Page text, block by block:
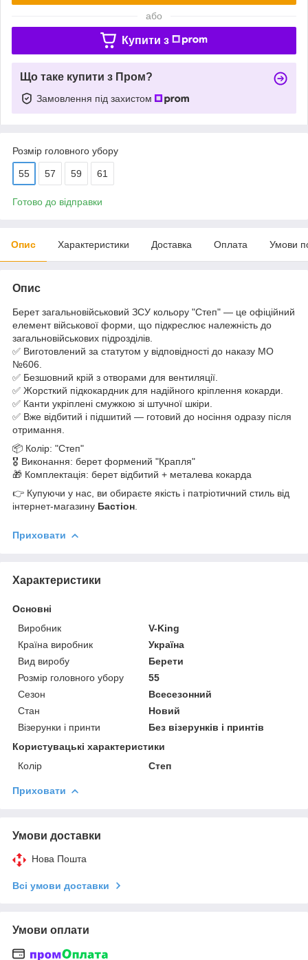
або
Купити з
Що таке купити з Пром?
Замовлення під захистом
Розмір головного убору
55 57 59 61
Готово до відправки
Опис Характеристики Доставка Оплата Умови
Опис
Берет загальновійськовий ЗСУ кольору "Степ" — це офіційний
елемент військової форми, що підкреслює належність до
загальновійськових підрозділів.
✅ Виготовлений за статутом у відповідності до наказу МО
№606.
✅ Безшовний крій з отворами для вентиляції.
✅ Жорсткий підкокардник для надійного кріплення кокарди.
✅ Канти укріплені смужкою зі штучної шкіри.
✅ Вже відбитий і підшитий — готовий до носіння одразу після
отримання.
📦 Колір: "Степ"
🎖 Виконання: берет формений "Крапля"
🎁 Комплектація: берет відбитий + металева кокарда
👉 Купуючи у нас, ви обираєте якість і патріотичний стиль від
інтернет-магазину Бастіон
Приховати
Характеристики
Основні
Виробник
V-King
Країна виробник
Україна
Вид виробу
Берети
Розмір головного убору
55
Сезон
Всесезонний
Стан
Новий
Візерунки і принти
Без візерунків і принтів
Користувацькі характеристики
Колір
Степ
Приховати
Умови доставки
Нова Пошта
Всі умови доставки
Умови оплати